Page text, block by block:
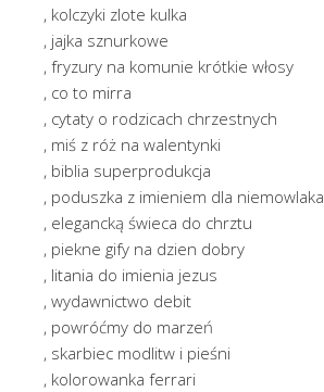
, kolczyki zlote kulka
, jajka sznurkowe
, fryzury na komunie krótkie włosy
, co to mirra
, cytaty o rodzicach chrzestnych
, miś z róż na walentynki
, biblia superprodukcja
, poduszka z imieniem dla niemowlaka
, elegancką świeca do chrztu
, piekne gify na dzien dobry
, litania do imienia jezus
, wydawnictwo debit
, powróćmy do marzeń
, skarbiec modlitw i pieśni
, kolorowanka ferrari